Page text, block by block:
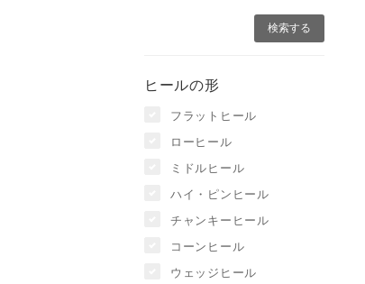
ヒールの形
フラットヒール
ローヒール
ミドルヒール
ハイ・ピンヒール
チャンキーヒール
コーンヒール
ウェッジヒール